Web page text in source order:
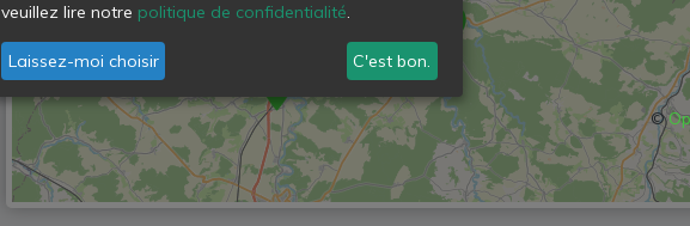
©
veuillez lire notre politique de confidentialité.
Laissez-moi choisir C'est bon.